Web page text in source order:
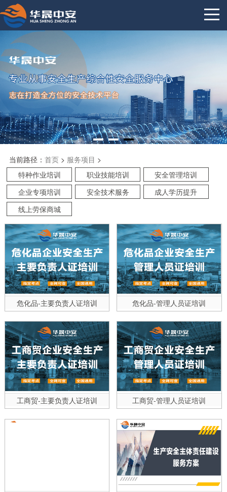
当前路径： 首页> 服务项目 >
特种作业培训
职业技能培训
安全管理培训
企业专项培训
安全技术服务
成人学历提升
线上劳保商城
危化品-主要负责人证培训 危化品-管理人员证培训
工商贸-主要负责人证培训 工商贸-管理人员证培训